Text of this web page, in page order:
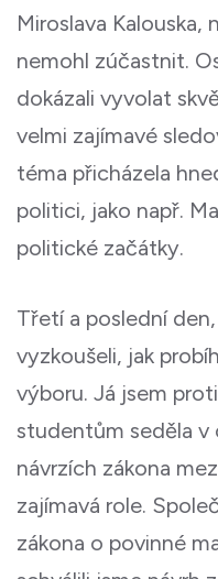
Miroslava Kalouska,
nemohl zúčastnit.
dokázali vyvolat
velmi zajímavé
téma přicházela
politici, jako např.
politické začátky.
Třetí a poslední
vyzkoušeli, jak
výboru. Já jsem
studentům seděla v
návrzích zákona
zajímavá role.
zákona o povinné